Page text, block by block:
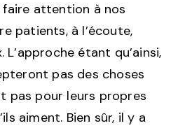
faire attention à nos
patients, à l’écoute,
étant qu’ainsi,
pas des choses
pas pour leurs propres
aiment. Bien sûr, il y a